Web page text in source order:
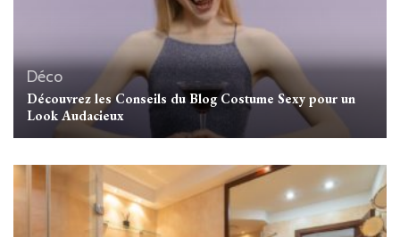
Déco
Découvrez les Conseils du Blog Costume Sexy pour un
Look Audacieux